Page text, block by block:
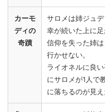
カーモ
ディの
奇蹟
サロメは姉ジュ
幸が続いた上に足
信仰を失った姉
行かせない。
ライオネルに良
にサロメが1人で
に落ちるのが見え